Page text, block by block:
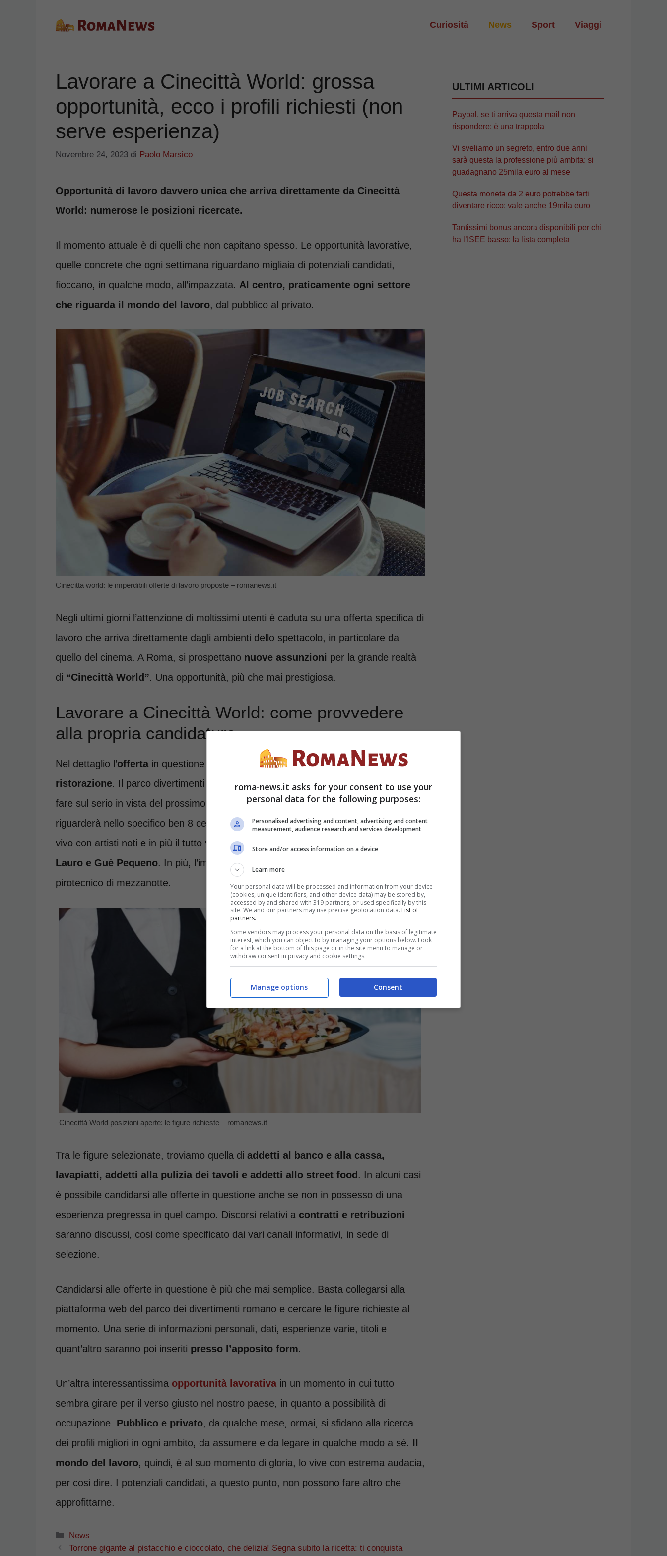
Curiosità News Sport Viaggi
Lavorare a Cinecittà World: grossa
opportunità, ecco i profili richiesti (non
serve esperienza)
Novembre 24, 2023 di Paolo Marsico
Opportunità di lavoro davvero unica che arriva direttamente da Cinecittà
World: numerose le posizioni ricercate.
Il momento attuale è di quelli che non capitano spesso. Le opportunità lavorative,
quelle concrete che ogni settimana riguardano migliaia di potenziali candidati,
fioccano, in qualche modo, all’impazzata. Al centro, praticamente ogni settore
che riguarda il mondo del lavoro, dal pubblico al privato.
Cinecittà world: le imperdibili offerte di lavoro proposte – romanews.it
Negli ultimi giorni l’attenzione di moltissimi utenti è caduta su una offerta specifica di
lavoro che arriva direttamente dagli ambienti dello spettacolo, in particolare da
quello del cinema. A Roma, si prospettano nuove assunzioni per la grande realtà
di “Cinecittà World”. Una opportunità, più che mai prestigiosa.
Lavorare a Cinecittà World: come provvedere
alla propria candidatura
Nel dettaglio l’offerta in questione è rivolta a quanti interessati alsettore della
ristorazione. Il parco divertimenti a tema cinematografico, insomma, è pronto a
fare sul serio in vista del prossimo
veglione di Capodanno. L’evento in questione
riguarderà nello specifico ben 8 cenoni a tema spettacolo, discoteca, spettacoli dal
vivo con artisti noti e in più il tutto vedrà la partecipazione eccezionale di
Lauro e Guè Pequeno. In più, l’immancabile e quanto mai tradizionale show
pirotecnico di mezzanotte.
Cinecittà World posizioni aperte: le figure richieste – romanews.it
Tra le figure selezionate, troviamo quella di addetti al banco e alla cassa,
lavapiatti, addetti alla pulizia dei tavoli e addetti allo street food . In alcuni casi
è possibile candidarsi alle offerte in questione anche se non in possesso di una
esperienza pregressa in quel campo. Discorsi relativi a contratti e retribuzioni
saranno discussi, cosi come specificato dai vari canali informativi, in sede di
selezione.
Candidarsi alle offerte in questione è più che mai semplice. Basta collegarsi alla
piattaforma web del parco dei divertimenti romano e cercare le figure richieste al
momento. Una serie di informazioni personali, dati, esperienze varie, titoli e
quant’altro saranno poi inseriti presso l’apposito form.
Un’altra interessantissima opportunità lavorativa in un momento in cui tutto
sembra girare per il verso giusto nel nostro paese, in quanto a possibilità di
occupazione. Pubblico e privato, da qualche mese, ormai, si sfidano alla ricerca
dei profili migliori in ogni ambito, da assumere e da legare in qualche modo a sé. Il
mondo del lavoro, quindi, è al suo momento di gloria, lo vive con estrema audacia,
per cosi dire. I potenziali candidati, a questo punto, non possono fare altro che
approfittarne.
Categorie
News
Torrone gigante al pistacchio e cioccolato, che delizia! Segna subito la ricetta: ti conquista
ULTIMI ARTICOLI
Paypal, se ti arriva questa mail non
rispondere: è una trappola
Vi sveliamo un segreto, entro due anni
sarà questa la professione più ambita: si
guadagnano 25mila euro al mese
Questa moneta da 2 euro potrebbe farti
diventare ricco: vale anche 19mila euro
Tantissimi bonus ancora disponibili per chi
ha l’ISEE basso: la lista completa
roma-news.it asks for your consent to use your
personal data for the following purposes:
Personalised advertising and content, advertising and content
measurement, audience research and services development
Store and/or access information on a device
Learn more
Your personal data will be processed and information from your device
(cookies, unique identifiers, and other device data) may be stored by,
accessed by and shared with 319 partners, or used specifically by this
site. We and our partners may use precise geolocation data. List of
partners.
Some vendors may process your personal data on the basis of legitimate
interest, which you can object to by managing your options below. Look
for a link at the bottom of this page or in the site menu to manage or
withdraw consent in privacy and cookie settings.
Consent
Manage options